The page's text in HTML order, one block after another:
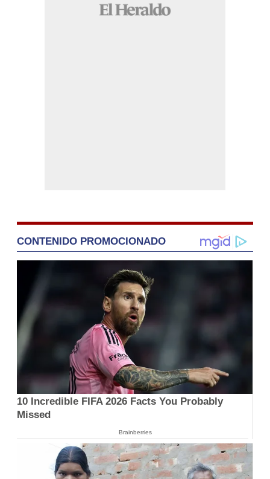
CONTENIDO PROMOCIONADO
10 Incredible FIFA 2026 Facts You Probably
Missed
Brainberries